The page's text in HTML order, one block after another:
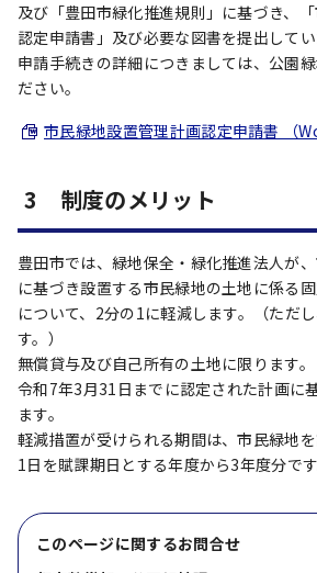
及び「豊田市緑化推進規則」に基づき、
認定申請書」及び必要な図書を提出してい
申請手続きの詳細につきましては、公園
ださい。
市民緑地設置管理計画認定申請書 （
3 制度のメリット
豊田市では、緑地保全・緑化推進法人が
に基づき設置する市民緑地の土地に係る
について、2分の1に軽減します。（ただ
す。）
無償貸与及び自己所有の土地に限ります。
令和7年3月31日までに認定された計画に
ます。
軽減措置が受けられる期間は、市民緑地
1日を賦課期日とする年度から3年度分です
このページに関するお問合せ